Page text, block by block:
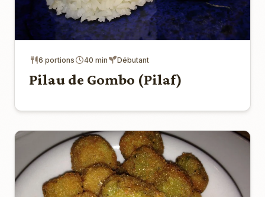
6 portions 40 min Débutant
Pilau de Gombo (Pilaf)